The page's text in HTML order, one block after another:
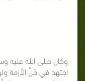
وكان صلى الله عليه
اجتهد في حَلِّ الأزمة